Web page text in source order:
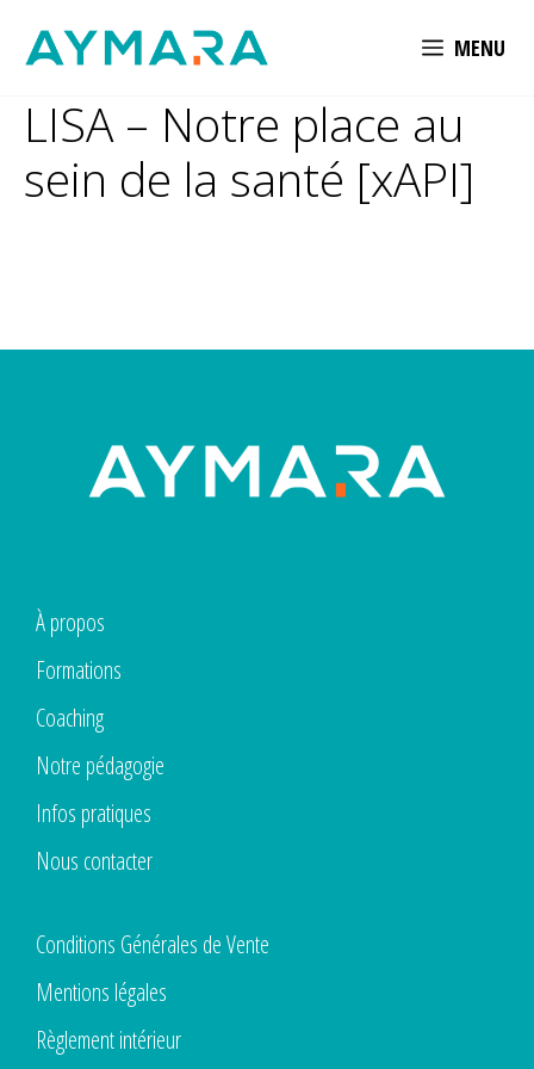
MENU
LISA – Notre place au
sein de la santé [xAPI]
À propos
Formations
Coaching
Notre pédagogie
Infos pratiques
Nous contacter
Conditions Générales de Vente
Mentions légales
Règlement intérieur